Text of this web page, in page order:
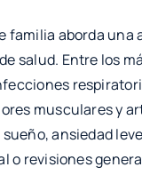
familia aborda una
salud. Entre los
musculares y
ansiedad
o revisiones